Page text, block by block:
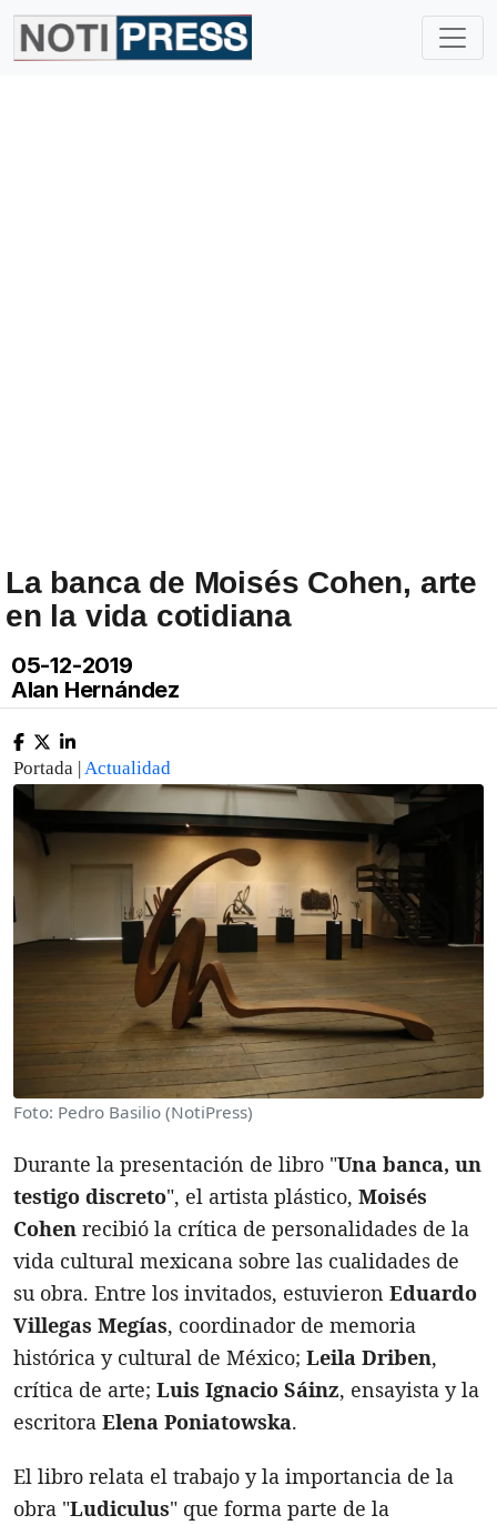
La banca de Moisés Cohen, arte
en la vida cotidiana
05-12-2019
Alan Hernández
Portada |Actualidad
Foto: Pedro Basilio (NotiPress)
Durante la presentación de libro "Una banca, un
testigo discreto", el artista plástico, Moisés
Cohen recibió la crítica de personalidades de la
vida cultural mexicana sobre las cualidades de
su obra. Entre los invitados, estuvieron Eduardo
Villegas Megías, coordinador de memoria
histórica y cultural de México; Leila Driben,
crítica de arte; Luis Ignacio Sáinz, ensayista y la
escritora Elena Poniatowska.
El libro relata el trabajo y la importancia de la
obra "Ludiculus" que forma parte de la